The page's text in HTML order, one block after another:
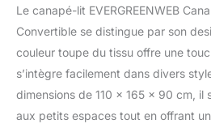
et votre
taille le
pour
Grâce
canapé
Le canapé-lit EVERGREENWEB
Convertible se distingue par son
couleur toupe du tissu offre une
s’intègre facilement dans divers
dimensions de 110 x 165 x 90 cm, il
aux petits espaces tout en offrant